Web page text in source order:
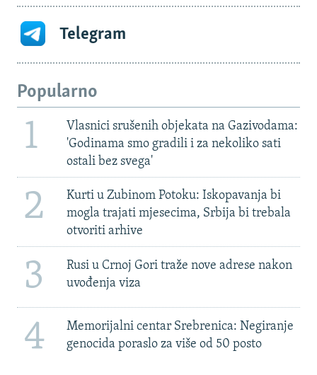
Telegram
Popularno
1
Vlasnici srušenih objekata na Gazivodama:
'Godinama smo gradili i za nekoliko sati
ostali bez svega'
2
Kurti u Zubinom Potoku: Iskopavanja bi
mogla trajati mjesecima, Srbija bi trebala
otvoriti arhive
3
Rusi u Crnoj Gori traže nove adrese nakon
uvođenja viza
4
Memorijalni centar Srebrenica: Negiranje
genocida poraslo za više od 50 posto